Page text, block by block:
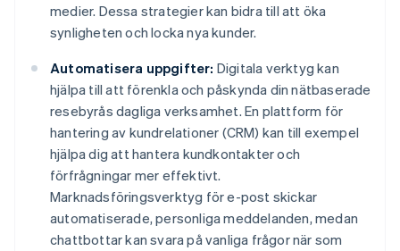
medier. Dessa strategier kan bidra till att öka
synligheten och locka nya kunder.
Automatisera uppgifter: Digitala verktyg kan
hjälpa till att förenkla och påskynda din nätbaserade
resebyrås dagliga verksamhet. En plattform för
hantering av kundrelationer (CRM) kan till exempel
hjälpa dig att hantera kundkontakter och
förfrågningar mer effektivt.
Marknadsföringsverktyg för e-post skickar
automatiserade, personliga meddelanden, medan
chattbottar kan svara på vanliga frågor när som